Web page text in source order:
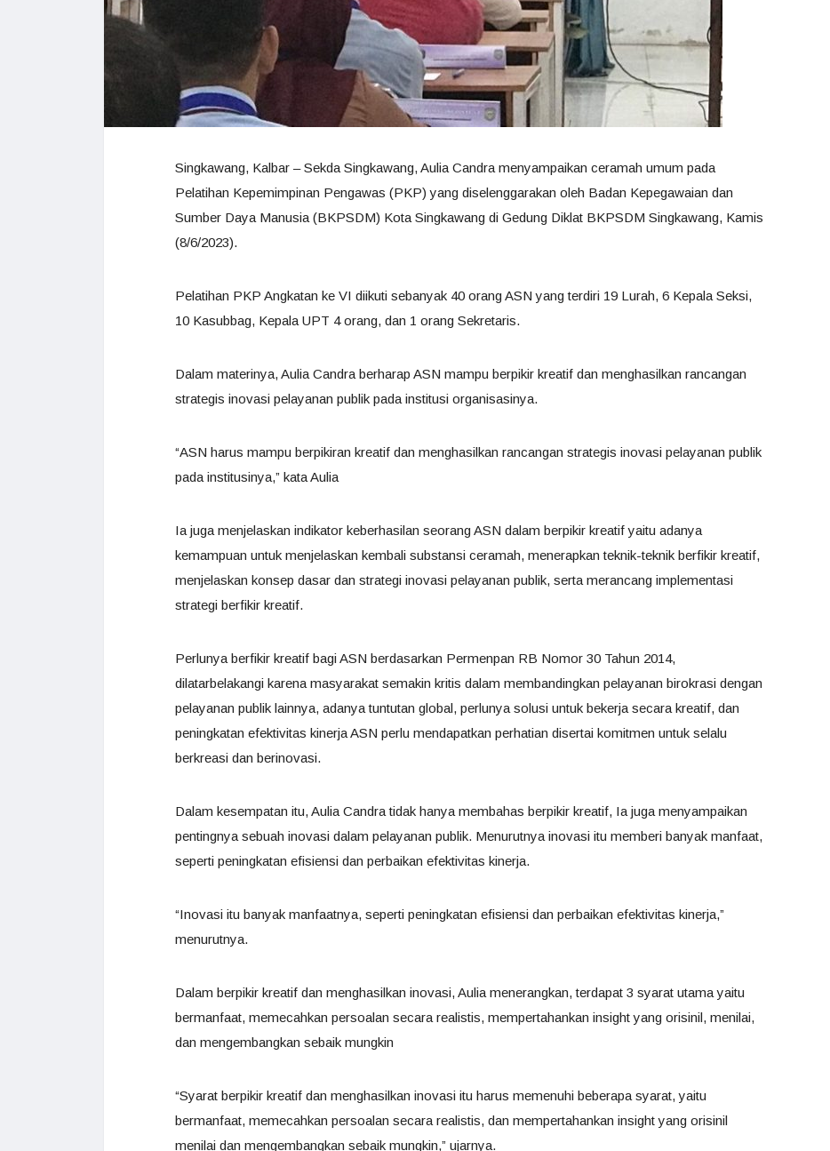
Singkawang, Kalbar – Sekda Singkawang, Aulia Candra menyampaikan ceramah umum pada
Pelatihan Kepemimpinan Pengawas (PKP) yang diselenggarakan oleh Badan Kepegawaian dan
Sumber Daya Manusia (BKPSDM) Kota Singkawang di Gedung Diklat BKPSDM Singkawang, Kamis
(8/6/2023).
Pelatihan PKP Angkatan ke VI diikuti sebanyak 40 orang ASN yang terdiri 19 Lurah, 6 Kepala Seksi,
10 Kasubbag, Kepala UPT 4 orang, dan 1 orang Sekretaris.
Dalam materinya, Aulia Candra berharap ASN mampu berpikir kreatif dan menghasilkan rancangan
strategis inovasi pelayanan publik pada institusi organisasinya.
“ASN harus mampu berpikiran kreatif dan menghasilkan rancangan strategis inovasi pelayanan publik
pada institusinya,” kata Aulia
Ia juga menjelaskan indikator keberhasilan seorang ASN dalam berpikir kreatif yaitu adanya
kemampuan untuk menjelaskan kembali substansi ceramah, menerapkan teknik-teknik berfikir kreatif,
menjelaskan konsep dasar dan strategi inovasi pelayanan publik, serta merancang implementasi
strategi berfikir kreatif.
Perlunya berfikir kreatif bagi ASN berdasarkan Permenpan RB Nomor 30 Tahun 2014,
dilatarbelakangi karena masyarakat semakin kritis dalam membandingkan pelayanan birokrasi dengan
pelayanan publik lainnya, adanya tuntutan global, perlunya solusi untuk bekerja secara kreatif, dan
peningkatan efektivitas kinerja ASN perlu mendapatkan perhatian disertai komitmen untuk selalu
berkreasi dan berinovasi.
Dalam kesempatan itu, Aulia Candra tidak hanya membahas berpikir kreatif, Ia juga menyampaikan
pentingnya sebuah inovasi dalam pelayanan publik. Menurutnya inovasi itu memberi banyak manfaat,
seperti peningkatan efisiensi dan perbaikan efektivitas kinerja.
“Inovasi itu banyak manfaatnya, seperti peningkatan efisiensi dan perbaikan efektivitas kinerja,”
menurutnya.
Dalam berpikir kreatif dan menghasilkan inovasi, Aulia menerangkan, terdapat 3 syarat utama yaitu
bermanfaat, memecahkan persoalan secara realistis, mempertahankan insight yang orisinil, menilai,
dan mengembangkan sebaik mungkin
“Syarat berpikir kreatif dan menghasilkan inovasi itu harus memenuhi beberapa syarat, yaitu
bermanfaat, memecahkan persoalan secara realistis, dan mempertahankan insight yang orisinil
menilai dan mengembangkan sebaik mungkin,” ujarnya.